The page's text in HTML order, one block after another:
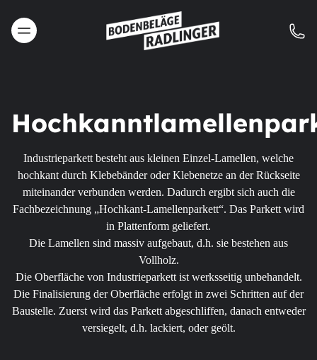
Industrieparkett besteht aus kleinen Einzel-Lamellen, welche
hochkant durch Klebebänder oder Klebenetze an der Rückseite
miteinander verbunden werden. Dadurch ergibt sich auch die
Fachbezeichnung „Hochkant-Lamellenparkett“. Das Parkett wird
in Plattenform geliefert.
Die Lamellen sind massiv aufgebaut, d.h. sie bestehen aus
Vollholz.
Die Oberfläche von Industrieparkett ist werksseitig unbehandelt.
Die Finalisierung der Oberfläche erfolgt in zwei Schritten auf der
Baustelle. Zuerst wird das Parkett abgeschliffen, danach entweder
versiegelt, d.h. lackiert, oder geölt.